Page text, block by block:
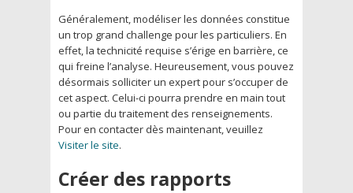
Généralement, modéliser les données constitue
un trop grand challenge pour les particuliers. En
effet, la technicité requise s’érige en barrière, ce
qui freine l’analyse. Heureusement, vous pouvez
désormais solliciter un expert pour s’occuper de
cet aspect. Celui-ci pourra prendre en main tout
ou partie du traitement des renseignements.
Pour en contacter dès maintenant, veuillez
Visiter le site.
Créer des rapports